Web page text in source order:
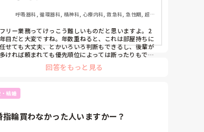
呼吸器科, 循環器科, 精神科, 心療内科, 救急科, 急性期, 超急
病院
フリー業務ってけっこう難しいものだと思いますよ。2
年目だと大変ですね。年数重ねると、これは部屋持ちに
任せても大丈夫、とかいろいろ判断もできるし、後輩が
多ければ頼まれても優先順位によっては断ったりもでき
2年目だと、先輩から頼まれたらまだ断りにくいし、自
いし。
声をかけあったり、その都度情報共有するのが大事だと
回答をもっと見る
結婚
指輪買わなかった人いますかー？